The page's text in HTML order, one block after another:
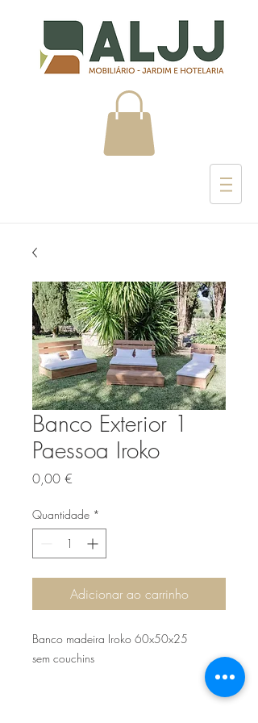
Banco Exterior 1
Paessoa Iroko
0,00 €
Quantidade *
Adicionar ao carrinho
Banco madeira Iroko 60x50x25
sem couchins